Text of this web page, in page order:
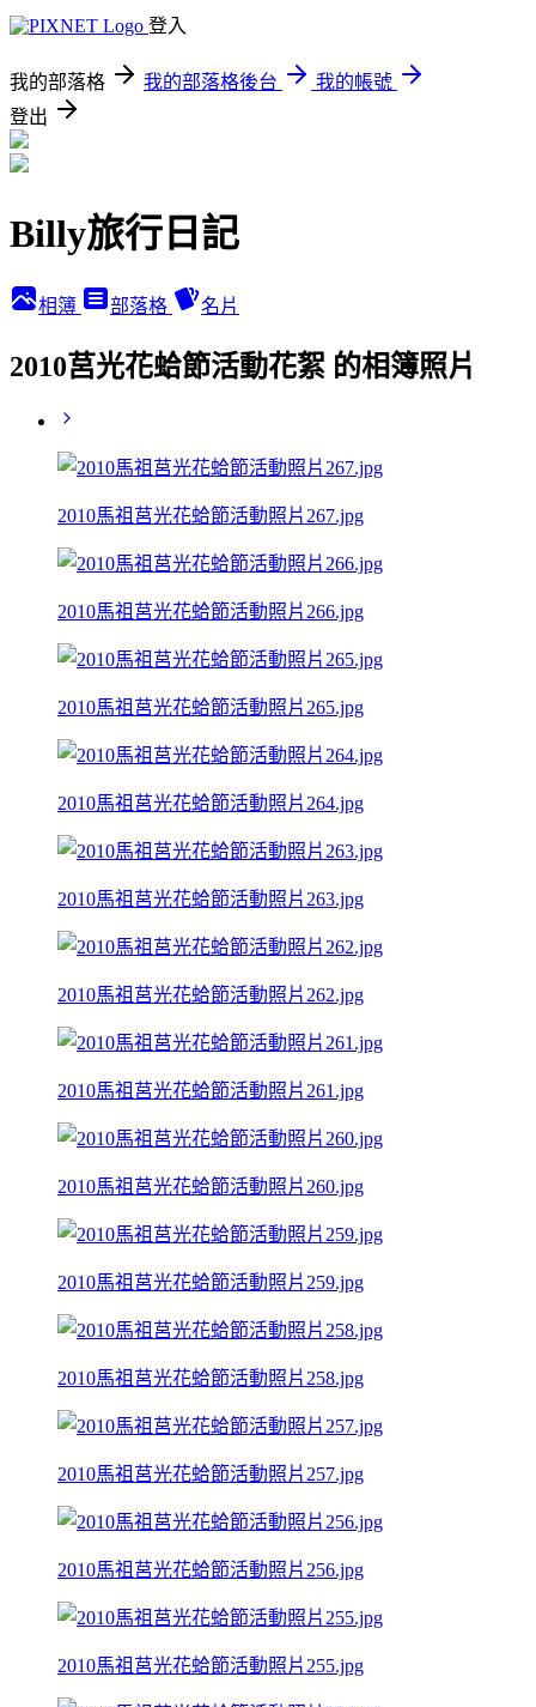
登入
我的部落格 我的部落格後台
我的帳號
登出
Billy旅行日記
相簿 部落格 名片
2010莒光花蛤節活動花絮 的相簿照片
2010馬祖莒光花蛤節活動照片267.jpg
2010馬祖莒光花蛤節活動照片266.jpg
2010馬祖莒光花蛤節活動照片265.jpg
2010馬祖莒光花蛤節活動照片264.jpg
2010馬祖莒光花蛤節活動照片263.jpg
2010馬祖莒光花蛤節活動照片262.jpg
2010馬祖莒光花蛤節活動照片261.jpg
2010馬祖莒光花蛤節活動照片260.jpg
2010馬祖莒光花蛤節活動照片259.jpg
2010馬祖莒光花蛤節活動照片258.jpg
2010馬祖莒光花蛤節活動照片257.jpg
2010馬祖莒光花蛤節活動照片256.jpg
2010馬祖莒光花蛤節活動照片255.jpg